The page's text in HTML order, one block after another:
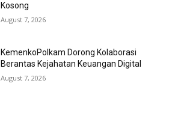
Kosong
August 7, 2026
KemenkoPolkam Dorong Kolaborasi
Berantas Kejahatan Keuangan Digital
August 7, 2026